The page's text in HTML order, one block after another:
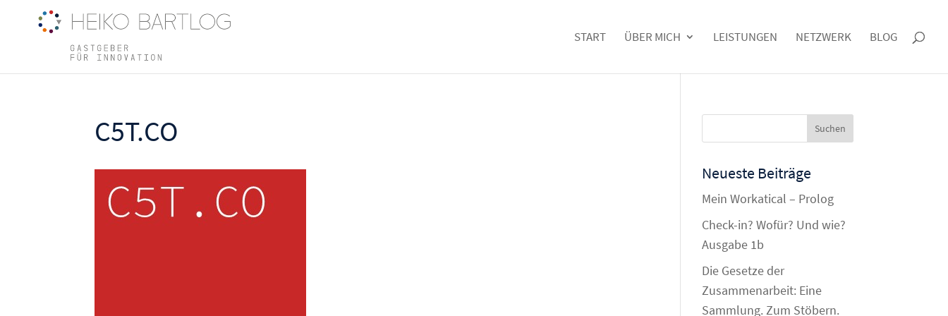
START ÜBER MICH LEISTUNGEN NETZWERK BLOG
C5T.CO
Neueste Beiträge
Mein Workatical – Prolog
Check-in? Wofür? Und wie?
Ausgabe 1b
Die Gesetze der
Zusammenarbeit: Eine
Sammlung. Zum Stöbern.